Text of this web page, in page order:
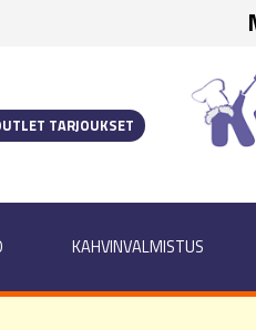
TARJOUKSET
KAHVINVALMISTUS